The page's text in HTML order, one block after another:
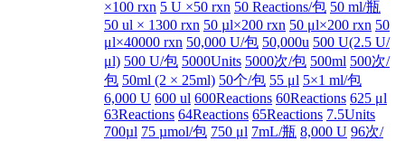
×100 rxn 5 U ×50 rxn 50 Reactions/包 50 ml/瓶
50 ul × 1300 rxn 50 µl×200 rxn 50 μl×200 rxn 50
μl×40000 rxn 50,000 U/包 50,000u 500 U(2.5 U/
μl) 500 U/包 5000Units 5000次/包 500ml 500次/
包 50ml (2 × 25ml) 50个/包 55 μl 5×1 ml/包
6,000 U 600 ul 600Reactions 60Reactions 625 μl
63Reactions 64Reactions 65Reactions 7.5Units
700µl 75 µmol/包 750 μl 7mL/瓶 8,000 U 96次/